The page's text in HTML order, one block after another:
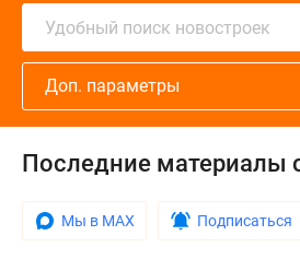
Медиа
проекте
Контакты
Реклама
сайте
Дзен
Продавцы
Удобный поиск новостроек
Доп. параметры
Последние материалы
Мы в MAX Подписаться